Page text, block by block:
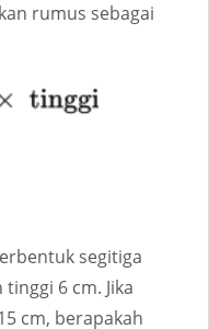
rumus sebagai
segitiga
6 cm. Jika
cm, berapakah